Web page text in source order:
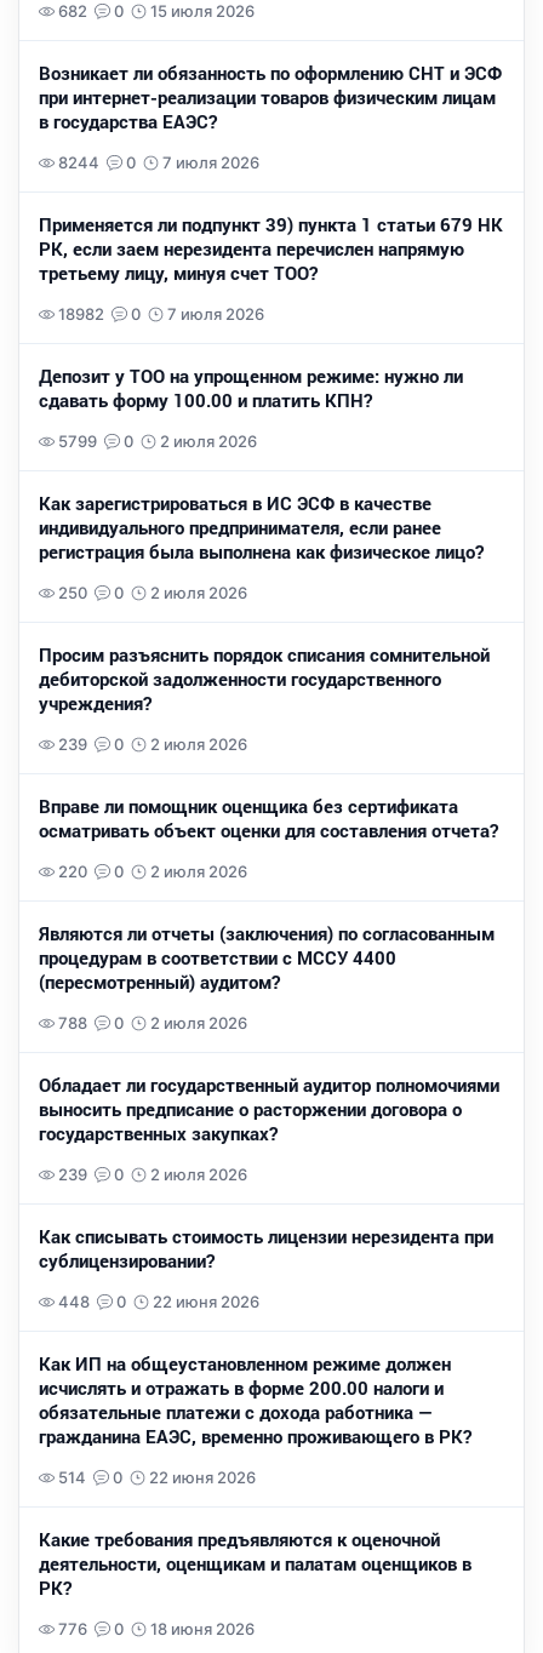
682 0 15 июля 2026
Возникает ли обязанность по оформлению СНТ и ЭСФ
при интернет-реализации товаров физическим лицам
в государства ЕАЭС?
8244 0 7 июля 2026
Применяется ли подпункт 39) пункта 1 статьи 679 НК
РК, если заем нерезидента перечислен напрямую
третьему лицу, минуя счет ТОО?
18982 0 7 июля 2026
Депозит у ТОО на упрощенном режиме: нужно ли
сдавать форму 100.00 и платить КПН?
5799 0 2 июля 2026
Как зарегистрироваться в ИС ЭСФ в качестве
индивидуального предпринимателя, если ранее
регистрация была выполнена как физическое лицо?
250 0 2 июля 2026
Просим разъяснить порядок списания сомнительной
дебиторской задолженности государственного
учреждения?
239 0 2 июля 2026
Вправе ли помощник оценщика без сертификата
осматривать объект оценки для составления отчета?
220 0 2 июля 2026
Являются ли отчеты (заключения) по согласованным
процедурам в соответствии с МССУ 4400
(пересмотренный) аудитом?
788 0 2 июля 2026
Обладает ли государственный аудитор полномочиями
выносить предписание о расторжении договора о
государственных закупках?
239 0 2 июля 2026
Как списывать стоимость лицензии нерезидента при
сублицензировании?
448 0 22 июня 2026
Как ИП на общеустановленном режиме должен
исчислять и отражать в форме 200.00 налоги и
обязательные платежи с дохода работника —
гражданина ЕАЭС, временно проживающего в РК?
514 0 22 июня 2026
Какие требования предъявляются к оценочной
деятельности, оценщикам и палатам оценщиков в
РК?
776 0 18 июня 2026